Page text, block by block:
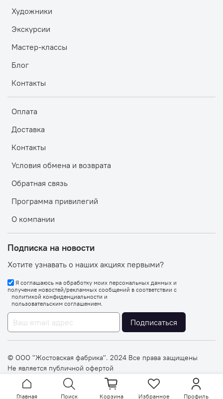
Художники
Экскурсии
Мастер-классы
Блог
Контакты
Оплата
Доставка
Контакты
Условия обмена и возврата
Обратная связь
Программа привилегий
О компании
Подписка на новости
Хотите узнавать о наших акциях первыми?
Я соглашаюсь на обработку моих персональных данных и
получение новостей/рекламных сообщений в соответствии с
политикой конфиденциальности и
пользовательским соглашением.
Подписаться
© OOO "Жостовская фабрика". 2024 Все права защищены
Не является публичной офертой
Главная Поиск Корзина Избранное Профиль